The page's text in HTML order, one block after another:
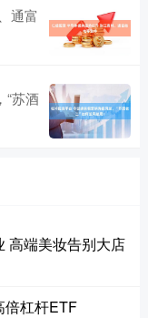
通富
“苏酒
高端美妆告别大店
倍杠杆ETF